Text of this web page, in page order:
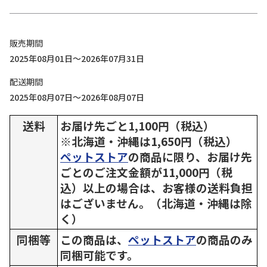
販売期間
2025年08月01日～2026年07月31日
配送期間
2025年08月07日～2026年08月07日
送料
お届け先ごと1,100円（税込）
※北海道・沖縄は1,650円（税込）
ペットストアの商品に限り、お届け先
ごとのご注文金額が11,000円（税
込）以上の場合は、お客様の送料負担
はございません。（北海道・沖縄は除
く）
同梱等
この商品は、 ペットストアの商品のみ
同梱可能です。